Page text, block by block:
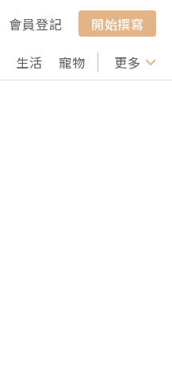
會員登記
開始撰寫
生活 寵物 行山 打卡
更多